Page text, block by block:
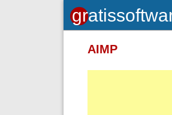
AIMP
Adressen